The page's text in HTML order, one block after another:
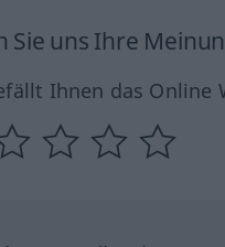
Sie uns Ihre
Ihnen das Online